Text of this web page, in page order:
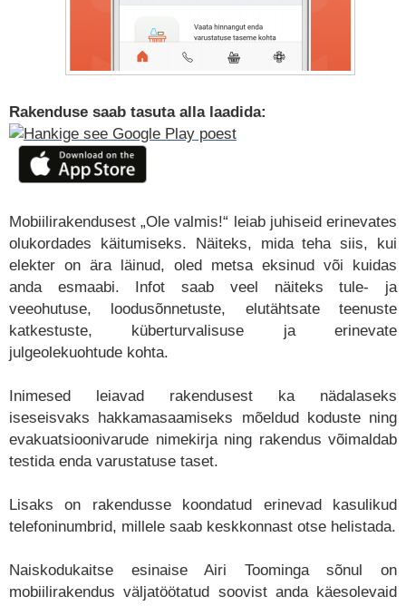
Rakenduse saab tasuta alla laadida:
Mobiilirakendusest „Ole valmis!“ leiab juhiseid erinevates
olukordades käitumiseks. Näiteks, mida teha siis, kui
elekter on ära läinud, oled metsa eksinud või kuidas
anda esmaabi. Infot saab veel näiteks tule- ja
veeohutuse, loodusõnnetuste, elutähtsate teenuste
katkestuste, küberturvalisuse ja erinevate
julgeolekuohtude kohta.
Inimesed leiavad rakendusest ka nädalaseks
iseseisvaks hakkamasaamiseks mõeldud koduste ning
evakuatsioonivarude nimekirja ning rakendus võimaldab
testida enda varustatuse taset.
Lisaks on rakendusse koondatud erinevad kasulikud
telefoninumbrid, millele saab keskkonnast otse helistada.
Naiskodukaitse esinaise Airi Toominga sõnul on
mobiilirakendus väljatöötatud soovist anda käesolevaid